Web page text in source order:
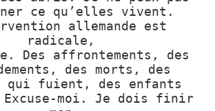
ce qu’elles vivent.
allemande est
radicale,
Des affrontements, des
des morts, des
qui fuient, des enfants
moi. Je dois finir